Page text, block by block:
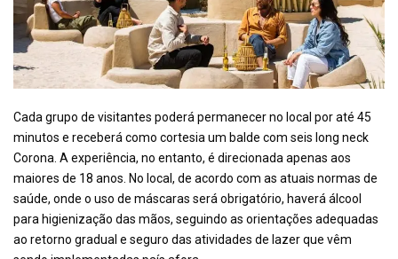
Cada grupo de visitantes poderá permanecer no local por até 45
minutos e receberá como cortesia um balde com seis long neck
Corona. A experiência, no entanto, é direcionada apenas aos
maiores de 18 anos. No local, de acordo com as atuais normas de
saúde, onde o uso de máscaras será obrigatório, haverá álcool
para higienização das mãos, seguindo as orientações adequadas
ao retorno gradual e seguro das atividades de lazer que vêm